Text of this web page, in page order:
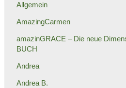
Allgemein
AmazingCarmen
amazinGRACE – Die neue
BUCH
Andrea
Andrea B.